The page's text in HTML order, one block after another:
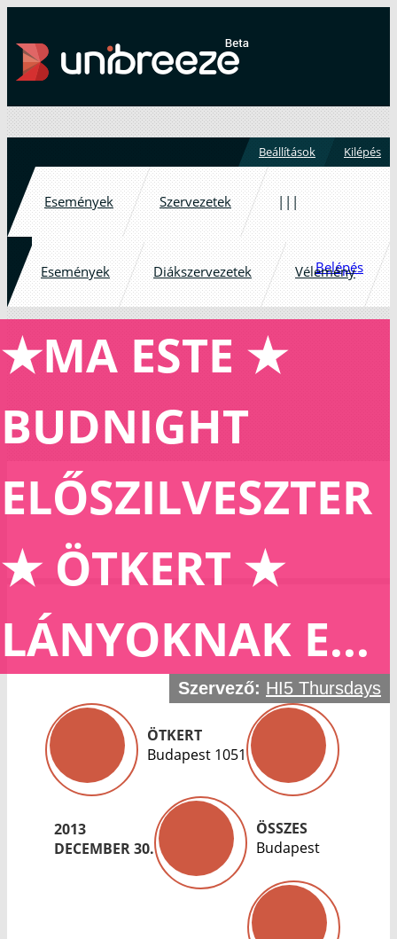
Beállítások Kilépés
Események Szervezetek |||
Események Diákszervezetek Vélemény
Belépés
★MA ESTE ★
BUDNIGHT
ELŐSZILVESZTER
★ ÖTKERT ★
LÁNYOKNAK E...
Szervező: HI5 Thursdays
ÖTKERT
Budapest 1051
2013
DECEMBER 30.
ÖSSZES
Budapest